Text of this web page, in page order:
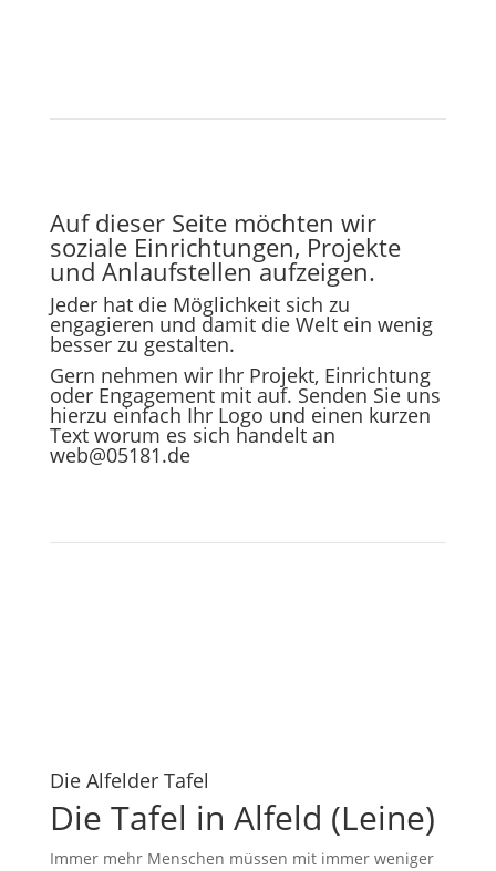
Auf dieser Seite möchten wir
soziale Einrichtungen, Projekte
und Anlaufstellen aufzeigen.
Jeder hat die Möglichkeit sich zu
engagieren und damit die Welt ein wenig
besser zu gestalten.
Gern nehmen wir Ihr Projekt, Einrichtung
oder Engagement mit auf. Senden Sie uns
hierzu einfach Ihr Logo und einen kurzen
Text worum es sich handelt an
web@05181.de
Die Alfelder Tafel
Die Tafel in Alfeld (Leine)
Immer mehr Menschen müssen mit immer weniger